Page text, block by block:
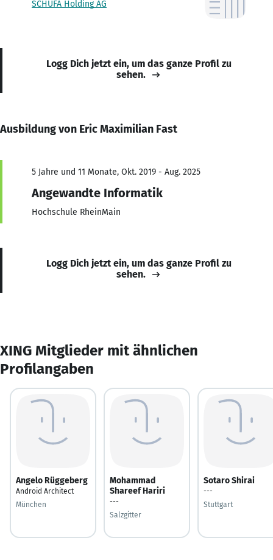
SCHUFA Holding AG
Logg Dich jetzt ein, um das ganze Profil zu
sehen.
Ausbildung von Eric Maximilian Fast
5 Jahre und 11 Monate, Okt. 2019 - Aug. 2025
Angewandte Informatik
Hochschule RheinMain
Logg Dich jetzt ein, um das ganze Profil zu
sehen.
XING Mitglieder mit ähnlichen
Profilangaben
Angelo Rüggeberg
Android Architect
München
Mohammad
Shareef Hariri
---
Salzgitter
Sotaro Shirai
---
Stuttgart